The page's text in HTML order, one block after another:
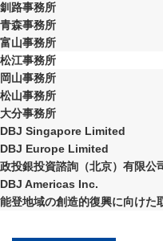
釧路事務所
青森事務所
富山事務所
松江事務所
岡山事務所
松山事務所
大分事務所
DBJ Singapore Limited
DBJ Europe Limited
政投銀投資諮詢（北京）有限公
DBJ Americas Inc.
能登地域の創造的復興に向けた